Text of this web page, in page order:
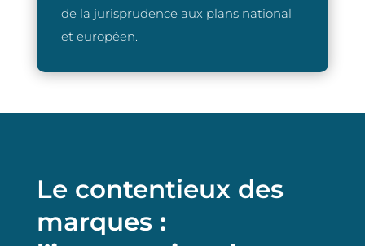
de la jurisprudence aux plans national
et européen.
Le contentieux des
marques :